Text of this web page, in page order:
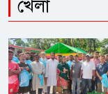
খেলা